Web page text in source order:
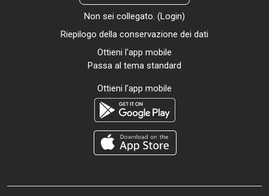
Non sei collegato. (Login)
Riepilogo della conservazione dei dati
Ottieni l'app mobile
Passa al tema standard
Ottieni l'app mobile